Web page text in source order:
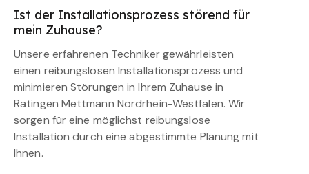
Ist der Installationsprozess störend für
mein Zuhause?
Unsere erfahrenen Techniker gewährleisten
einen reibungslosen Installationsprozess und
minimieren Störungen in Ihrem Zuhause in
Ratingen Mettmann Nordrhein-Westfalen. Wir
sorgen für eine möglichst reibungslose
Installation durch eine abgestimmte Planung mit
Ihnen.